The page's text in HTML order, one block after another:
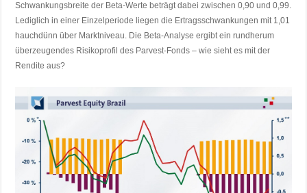
Schwankungsbreite der Beta-Werte beträgt dabei zwischen 0,90 und 0,99.
Lediglich in einer Einzelperiode liegen die Ertragsschwankungen mit 1,01
hauchdünn über Marktniveau. Die Beta-Analyse ergibt ein rundherum
überzeugendes Risikoprofil des Parvest-Fonds – wie sieht es mit der
Rendite aus?